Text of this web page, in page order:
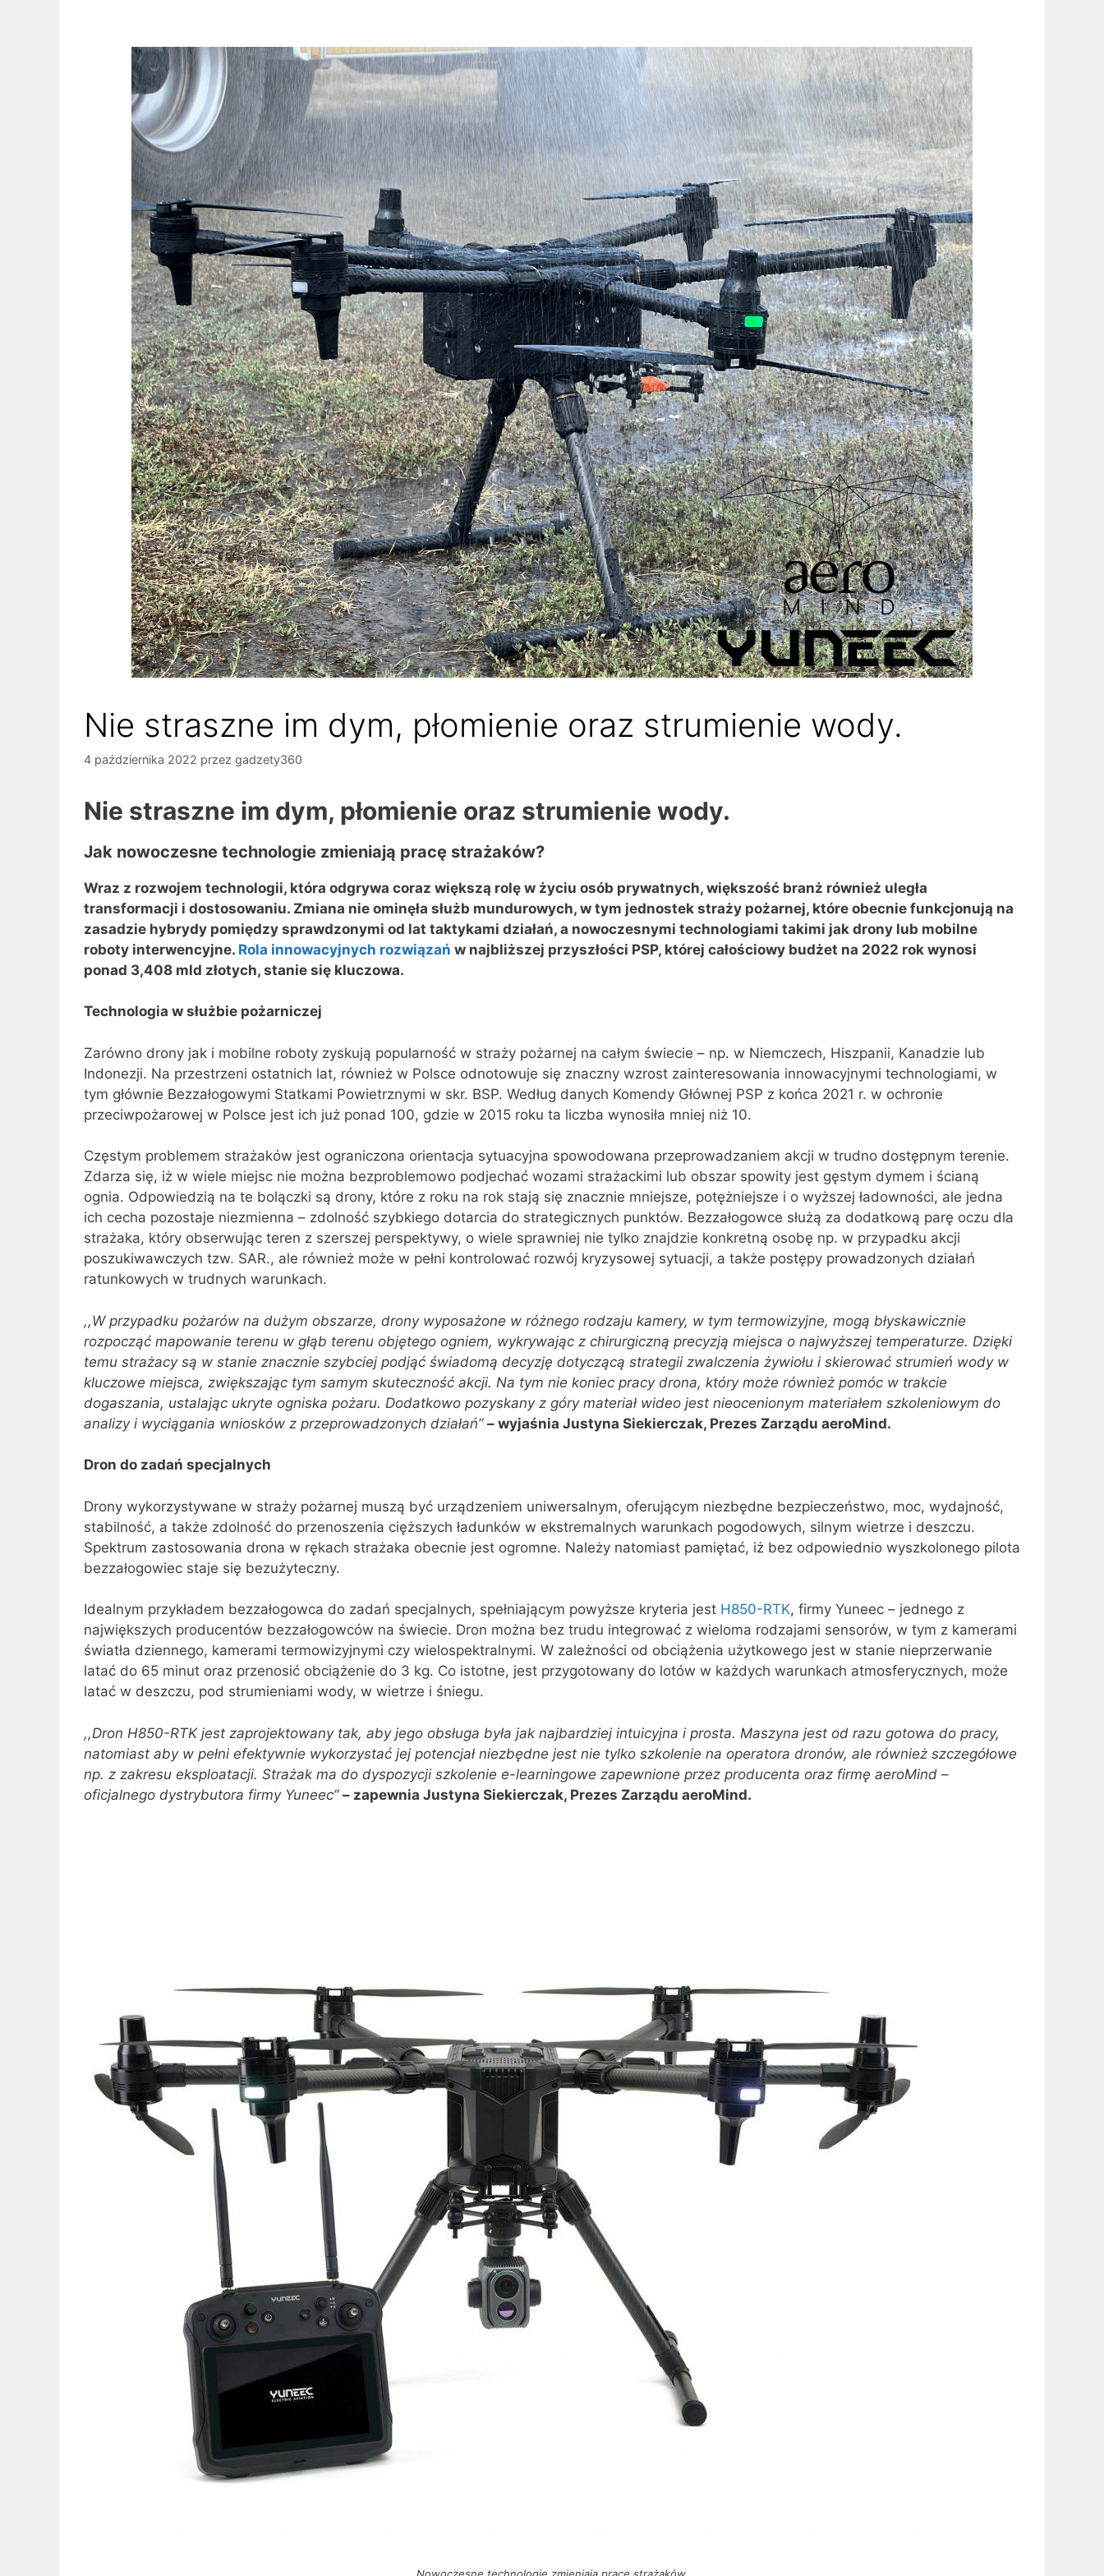
Nie straszne im dym, płomienie oraz strumienie wody.
4 października 2022 przez gadzety360
Nie straszne im dym, płomienie oraz strumienie wody.
Jak nowoczesne technologie zmieniają pracę strażaków?
Wraz z rozwojem technologii, która odgrywa coraz większą rolę w życiu osób prywatnych, większość branż również uległa
transformacji i dostosowaniu. Zmiana nie ominęła służb mundurowych, w tym jednostek straży pożarnej, które obecnie funkcjonują na
zasadzie hybrydy pomiędzy sprawdzonymi od lat taktykami działań, a nowoczesnymi technologiami takimi jak drony lub mobilne
roboty interwencyjne. Rola innowacyjnych rozwiązań w najbliższej przyszłości PSP, której całościowy budżet na 2022 rok wynosi
ponad 3,408 mld złotych, stanie się kluczowa.
Technologia w służbie pożarniczej
Zarówno drony jak i mobilne roboty zyskują popularność w straży pożarnej na całym świecie – np. w Niemczech, Hiszpanii, Kanadzie lub
Indonezji. Na przestrzeni ostatnich lat, również w Polsce odnotowuje się znaczny wzrost zainteresowania innowacyjnymi technologiami, w
tym głównie Bezzałogowymi Statkami Powietrznymi w skr. BSP. Według danych Komendy Głównej PSP z końca 2021 r. w ochronie
przeciwpożarowej w Polsce jest ich już ponad 100, gdzie w 2015 roku ta liczba wynosiła mniej niż 10.
Częstym problemem strażaków jest ograniczona orientacja sytuacyjna spowodowana przeprowadzaniem akcji w trudno dostępnym terenie.
Zdarza się, iż w wiele miejsc nie można bezproblemowo podjechać wozami strażackimi lub obszar spowity jest gęstym dymem i ścianą
ognia. Odpowiedzią na te bolączki są drony, które z roku na rok stają się znacznie mniejsze, potężniejsze i o wyższej ładowności, ale jedna
ich cecha pozostaje niezmienna – zdolność szybkiego dotarcia do strategicznych punktów. Bezzałogowce służą za dodatkową parę oczu dla
strażaka, który obserwując teren z szerszej perspektywy, o wiele sprawniej nie tylko znajdzie konkretną osobę np. w przypadku akcji
poszukiwawczych tzw. SAR., ale również może w pełni kontrolować rozwój kryzysowej sytuacji, a także postępy prowadzonych działań
ratunkowych w trudnych warunkach.
,,W przypadku pożarów na dużym obszarze, drony wyposażone w różnego rodzaju kamery, w tym termowizyjne, mogą błyskawicznie
rozpocząć mapowanie terenu w głąb terenu objętego ogniem, wykrywając z chirurgiczną precyzją miejsca o najwyższej temperaturze. Dzięki
temu strażacy są w stanie znacznie szybciej podjąć świadomą decyzję dotyczącą strategii zwalczenia żywiołu i skierować strumień wody w
kluczowe miejsca, zwiększając tym samym skuteczność akcji. Na tym nie koniec pracy drona, który może również pomóc w trakcie
dogaszania, ustalając ukryte ogniska pożaru. Dodatkowo pozyskany z góry materiał wideo jest nieocenionym materiałem szkoleniowym do
analizy i wyciągania wniosków z przeprowadzonych działań” – wyjaśnia Justyna Siekierczak, Prezes Zarządu aeroMind.
Dron do zadań specjalnych
Drony wykorzystywane w straży pożarnej muszą być urządzeniem uniwersalnym, oferującym niezbędne bezpieczeństwo, moc, wydajność,
stabilność, a także zdolność do przenoszenia cięższych ładunków w ekstremalnych warunkach pogodowych, silnym wietrze i deszczu.
Spektrum zastosowania drona w rękach strażaka obecnie jest ogromne. Należy natomiast pamiętać, iż bez odpowiednio wyszkolonego pilota
bezzałogowiec staje się bezużyteczny.
Idealnym przykładem bezzałogowca do zadań specjalnych, spełniającym powyższe kryteria jest H850-RTK, firmy Yuneec – jednego z
największych producentów bezzałogowców na świecie. Dron można bez trudu integrować z wieloma rodzajami sensorów, w tym z kamerami
światła dziennego, kamerami termowizyjnymi czy wielospektralnymi. W zależności od obciążenia użytkowego jest w stanie nieprzerwanie
latać do 65 minut oraz przenosić obciążenie do 3 kg. Co istotne, jest przygotowany do lotów w każdych warunkach atmosferycznych, może
latać w deszczu, pod strumieniami wody, w wietrze i śniegu.
,,Dron H850-RTK jest zaprojektowany tak, aby jego obsługa była jak najbardziej intuicyjna i prosta. Maszyna jest od razu gotowa do pracy,
natomiast aby w pełni efektywnie wykorzystać jej potencjał niezbędne jest nie tylko szkolenie na operatora dronów, ale również szczegółowe
np. z zakresu eksploatacji. Strażak ma do dyspozycji szkolenie e-learningowe zapewnione przez producenta oraz firmę aeroMind –
oficjalnego dystrybutora firmy Yuneec” – zapewnia Justyna Siekierczak, Prezes Zarządu aeroMind.